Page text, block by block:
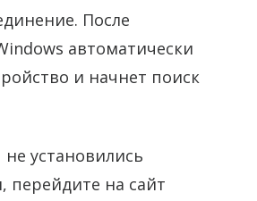
После
автоматически
и начнет поиск
установились
перейдите на сайт